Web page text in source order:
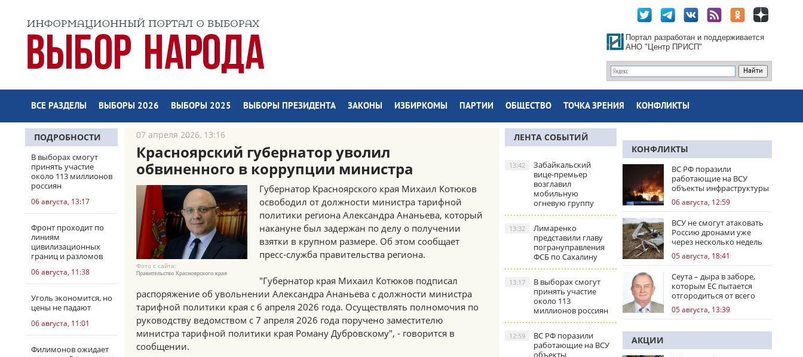
Портал разработан и поддерживается
АНО "Центр ПРИСП"
ВСЕ РАЗДЕЛЫ ВЫБОРЫ 2026 ВЫБОРЫ 2025 ВЫБОРЫ ПРЕЗИДЕНТА ЗАКОНЫ ИЗБИРКОМЫ ПАРТИИ ОБЩЕСТВО ТОЧКА ЗРЕНИЯ КОНФЛИКТЫ
ПОДРОБНОСТИ
В выборах смогут
принять участие
около 113 миллионов
россиян
06 августа, 13:17
Фронт проходит по
линиям
цивилизационных
границ и разломов
06 августа, 11:38
Уголь экономится, но
цены не падают
06 августа, 11:01
Филимонов ожидает
07 апреля 2026, 13:16
Красноярский губернатор уволил
обвиненного в коррупции министра
Фото с сайта:
Правительство Красноярского края
Губернатор Красноярского края Михаил Котюков
освободил от должности министра тарифной
политики региона Александра Ананьева, который
накануне был задержан по делу о получении
взятки в крупном размере. Об этом сообщает
пресс-служба правительства региона.
"Губернатор края Михаил Котюков подписал
распоряжение об увольнении Александра Ананьева с должности министра
тарифной политики края с 6 апреля 2026 года. Осуществлять полномочия по
руководству ведомством с 7 апреля 2026 года поручено заместителю
министра тарифной политики края Роману Дубровскому", - говорится в
сообщении.
ЛЕНТА СОБЫТИЙ
Забайкальский
вице-премьер
возглавил
мобильную
огневую группу
13:42
Лимаренко
представили главу
погрануправления
ФСБ по Сахалину
13:32
В выборах смогут
принять участие
около 113
миллионов россиян
13:17
ВС РФ поразили
работающие на ВСУ
объекты
12:59
КОНФЛИКТЫ
ВС РФ поразили
работающие на ВСУ
объекты инфраструктуры
и центры логистики
06 августа, 12:59
ВСУ не смогут атаковать
Россию дронами уже
через несколько недель
05 августа, 18:41
Сеута – дыра в заборе,
которым ЕС пытается
отгородиться от всего
мира
05 августа, 13:39
АКЦИИ